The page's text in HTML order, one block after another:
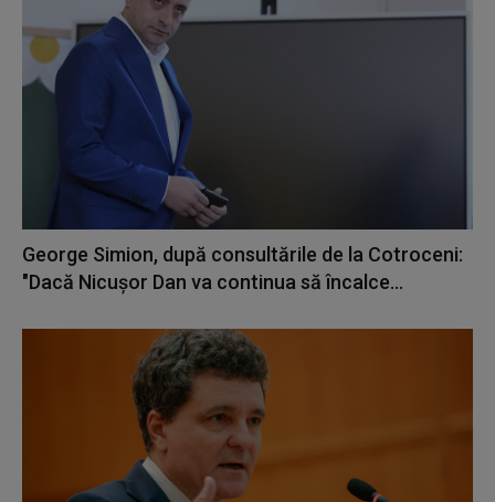
George Simion, după consultările de la Cotroceni:
"Dacă Nicuşor Dan va continua să încalce...